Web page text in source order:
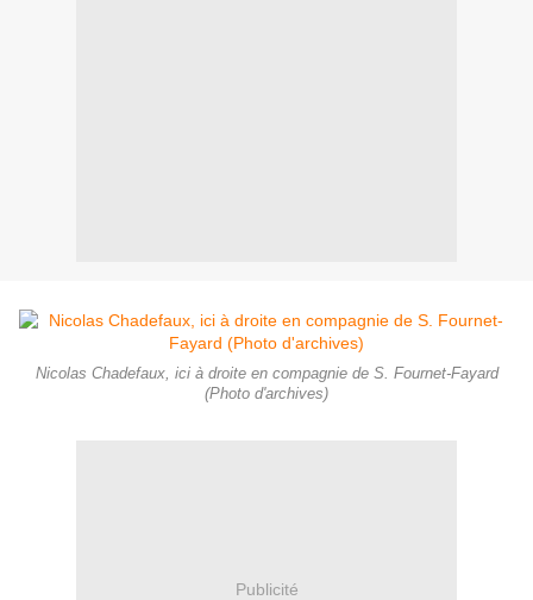
Nicolas Chadefaux, ici à droite en compagnie de S. Fournet-Fayard
(Photo d'archives)
Publicité